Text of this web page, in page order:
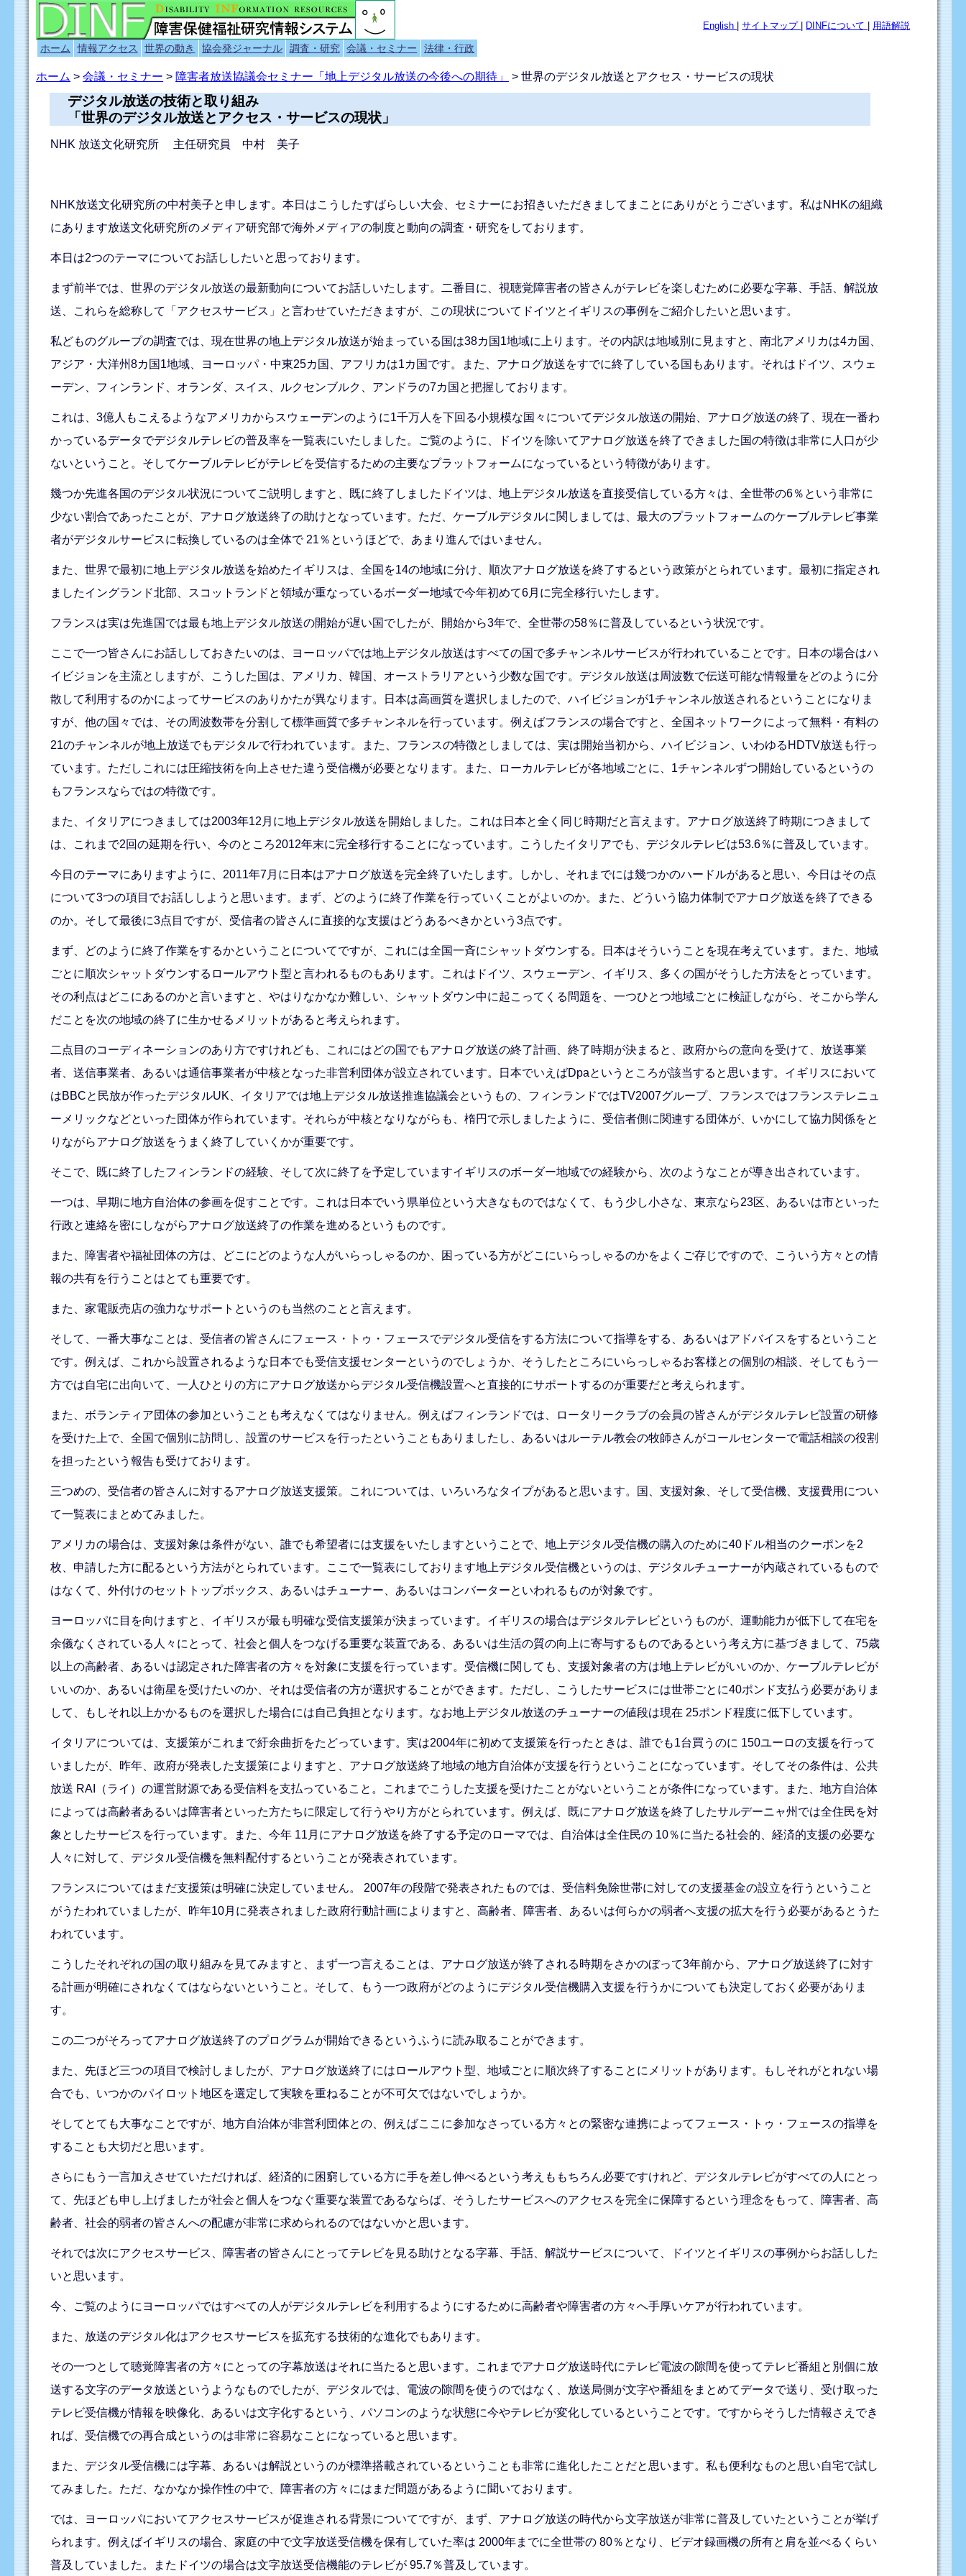
English |サイトマップ DINFについて 用語解説
ホーム 情報アクセス 世界の動き 協会発ジャーナル 調査・研究 会議・セミナー 法律・行政
ホーム >会議・セミナー > 障害者放送協議会セミナー「地上デジタル放送の今後への期待」 > 世界のデジタル放送とアクセス・サービスの現状
デジタル放送の技術と取り組み
「世界のデジタル放送とアクセス・サービスの現状」
NHK 放送文化研究所 主任研究員 中村 美子
NHK放送文化研究所の中村美子と申します。本日はこうしたすばらしい大会、セミナーにお招きいただきましてまことにありがとうございます。私はNHKの組織
にあります放送文化研究所のメディア研究部で海外メディアの制度と動向の調査・研究をしております。
本日は2つのテーマについてお話ししたいと思っております。
まず前半では、世界のデジタル放送の最新動向についてお話しいたします。二番目に、視聴覚障害者の皆さんがテレビを楽しむために必要な字幕、手話、解説放
送、これらを総称して「アクセスサービス」と言わせていただきますが、この現状についてドイツとイギリスの事例をご紹介したいと思います。
私どものグループの調査では、現在世界の地上デジタル放送が始まっている国は38カ国1地域に上ります。その内訳は地域別に見ますと、南北アメリカは4カ国、
アジア・大洋州8カ国1地域、ヨーロッパ・中東25カ国、アフリカは1カ国です。また、アナログ放送をすでに終了している国もあります。それはドイツ、スウェ
ーデン、フィンランド、オランダ、スイス、ルクセンブルク、アンドラの7カ国と把握しております。
これは、3億人もこえるようなアメリカからスウェーデンのように1千万人を下回る小規模な国々についてデジタル放送の開始、アナログ放送の終了、現在一番わ
かっているデータでデジタルテレビの普及率を一覧表にいたしました。ご覧のように、ドイツを除いてアナログ放送を終了できました国の特徴は非常に人口が少
ないということ。そしてケーブルテレビがテレビを受信するための主要なプラットフォームになっているという特徴があります。
幾つか先進各国のデジタル状況についてご説明しますと、既に終了しましたドイツは、地上デジタル放送を直接受信している方々は、全世帯の6％という非常に
少ない割合であったことが、アナログ放送終了の助けとなっています。ただ、ケーブルデジタルに関しましては、最大のプラットフォームのケーブルテレビ事業
者がデジタルサービスに転換しているのは全体で 21％というほどで、あまり進んではいません。
また、世界で最初に地上デジタル放送を始めたイギリスは、全国を14の地域に分け、順次アナログ放送を終了するという政策がとられています。最初に指定され
ましたイングランド北部、スコットランドと領域が重なっているボーダー地域で今年初めて6月に完全移行いたします。
フランスは実は先進国では最も地上デジタル放送の開始が遅い国でしたが、開始から3年で、全世帯の58％に普及しているという状況です。
ここで一つ皆さんにお話ししておきたいのは、ヨーロッパでは地上デジタル放送はすべての国で多チャンネルサービスが行われていることです。日本の場合はハ
イビジョンを主流としますが、こうした国は、アメリカ、韓国、オーストラリアという少数な国です。デジタル放送は周波数で伝送可能な情報量をどのように分
散して利用するのかによってサービスのありかたが異なります。日本は高画質を選択しましたので、ハイビジョンが1チャンネル放送されるということになりま
すが、他の国々では、その周波数帯を分割して標準画質で多チャンネルを行っています。例えばフランスの場合ですと、全国ネットワークによって無料・有料の
21のチャンネルが地上放送でもデジタルで行われています。また、フランスの特徴としましては、実は開始当初から、ハイビジョン、いわゆるHDTV放送も行っ
ています。ただしこれには圧縮技術を向上させた違う受信機が必要となります。また、ローカルテレビが各地域ごとに、1チャンネルずつ開始しているというの
もフランスならではの特徴です。
また、イタリアにつきましては2003年12月に地上デジタル放送を開始しました。これは日本と全く同じ時期だと言えます。アナログ放送終了時期につきまして
は、これまで2回の延期を行い、今のところ2012年末に完全移行することになっています。こうしたイタリアでも、デジタルテレビは53.6％に普及しています。
今日のテーマにありますように、2011年7月に日本はアナログ放送を完全終了いたします。しかし、それまでには幾つかのハードルがあると思い、今日はその点
について3つの項目でお話ししようと思います。まず、どのように終了作業を行っていくことがよいのか。また、どういう協力体制でアナログ放送を終了できる
のか。そして最後に3点目ですが、受信者の皆さんに直接的な支援はどうあるべきかという3点です。
まず、どのように終了作業をするかということについてですが、これには全国一斉にシャットダウンする。日本はそういうことを現在考えています。また、地域
ごとに順次シャットダウンするロールアウト型と言われるものもあります。これはドイツ、スウェーデン、イギリス、多くの国がそうした方法をとっています。
その利点はどこにあるのかと言いますと、やはりなかなか難しい、シャットダウン中に起こってくる問題を、一つひとつ地域ごとに検証しながら、そこから学ん
だことを次の地域の終了に生かせるメリットがあると考えられます。
二点目のコーディネーションのあり方ですけれども、これにはどの国でもアナログ放送の終了計画、終了時期が決まると、政府からの意向を受けて、放送事業
者、送信事業者、あるいは通信事業者が中核となった非営利団体が設立されています。日本でいえばDpaというところが該当すると思います。イギリスにおいて
はBBCと民放が作ったデジタルUK、イタリアでは地上デジタル放送推進協議会というもの、フィンランドではTV2007グループ、フランスではフランステレニュ
ーメリックなどといった団体が作られています。それらが中核となりながらも、楕円で示しましたように、受信者側に関連する団体が、いかにして協力関係をと
りながらアナログ放送をうまく終了していくかが重要です。
そこで、既に終了したフィンランドの経験、そして次に終了を予定していますイギリスのボーダー地域での経験から、次のようなことが導き出されています。
一つは、早期に地方自治体の参画を促すことです。これは日本でいう県単位という大きなものではなくて、もう少し小さな、東京なら23区、あるいは市といった
行政と連絡を密にしながらアナログ放送終了の作業を進めるというものです。
また、障害者や福祉団体の方は、どこにどのような人がいらっしゃるのか、困っている方がどこにいらっしゃるのかをよくご存じですので、こういう方々との情
報の共有を行うことはとても重要です。
また、家電販売店の強力なサポートというのも当然のことと言えます。
そして、一番大事なことは、受信者の皆さんにフェース・トゥ・フェースでデジタル受信をする方法について指導をする、あるいはアドバイスをするということ
です。例えば、これから設置されるような日本でも受信支援センターというのでしょうか、そうしたところにいらっしゃるお客様との個別の相談、そしてもう一
方では自宅に出向いて、一人ひとりの方にアナログ放送からデジタル受信機設置へと直接的にサポートするのが重要だと考えられます。
また、ボランティア団体の参加ということも考えなくてはなりません。例えばフィンランドでは、ロータリークラブの会員の皆さんがデジタルテレビ設置の研修
を受けた上で、全国で個別に訪問し、設置のサービスを行ったということもありましたし、あるいはルーテル教会の牧師さんがコールセンターで電話相談の役割
を担ったという報告も受けております。
三つめの、受信者の皆さんに対するアナログ放送支援策。これについては、いろいろなタイプがあると思います。国、支援対象、そして受信機、支援費用につい
て一覧表にまとめてみました。
アメリカの場合は、支援対象は条件がない、誰でも希望者には支援をいたしますということで、地上デジタル受信機の購入のために40ドル相当のクーポンを2
枚、申請した方に配るという方法がとられています。ここで一覧表にしております地上デジタル受信機というのは、デジタルチューナーが内蔵されているもので
はなくて、外付けのセットトップボックス、あるいはチューナー、あるいはコンバーターといわれるものが対象です。
ヨーロッパに目を向けますと、イギリスが最も明確な受信支援策が決まっています。イギリスの場合はデジタルテレビというものが、運動能力が低下して在宅を
余儀なくされている人々にとって、社会と個人をつなげる重要な装置である、あるいは生活の質の向上に寄与するものであるという考え方に基づきまして、75歳
以上の高齢者、あるいは認定された障害者の方々を対象に支援を行っています。受信機に関しても、支援対象者の方は地上テレビがいいのか、ケーブルテレビが
いいのか、あるいは衛星を受けたいのか、それは受信者の方が選択することができます。ただし、こうしたサービスには世帯ごとに40ポンド支払う必要がありま
して、もしそれ以上かかるものを選択した場合には自己負担となります。なお地上デジタル放送のチューナーの値段は現在 25ポンド程度に低下しています。
イタリアについては、支援策がこれまで紆余曲折をたどっています。実は2004年に初めて支援策を行ったときは、誰でも1台買うのに 150ユーロの支援を行って
いましたが、昨年、政府が発表した支援策によりますと、アナログ放送終了地域の地方自治体が支援を行うということになっています。そしてその条件は、公共
放送 RAI（ライ）の運営財源である受信料を支払っていること。これまでこうした支援を受けたことがないということが条件になっています。また、地方自治体
によっては高齢者あるいは障害者といった方たちに限定して行うやり方がとられています。例えば、既にアナログ放送を終了したサルデーニャ州では全住民を対
象としたサービスを行っています。また、今年 11月にアナログ放送を終了する予定のローマでは、自治体は全住民の 10％に当たる社会的、経済的支援の必要な
人々に対して、デジタル受信機を無料配付するということが発表されています。
フランスについてはまだ支援策は明確に決定していません。 2007年の段階で発表されたものでは、受信料免除世帯に対しての支援基金の設立を行うということ
がうたわれていましたが、昨年10月に発表されました政府行動計画によりますと、高齢者、障害者、あるいは何らかの弱者へ支援の拡大を行う必要があるとうた
われています。
こうしたそれぞれの国の取り組みを見てみますと、まず一つ言えることは、アナログ放送が終了される時期をさかのぼって3年前から、アナログ放送終了に対す
る計画が明確にされなくてはならないということ。そして、もう一つ政府がどのようにデジタル受信機購入支援を行うかについても決定しておく必要がありま
す。
この二つがそろってアナログ放送終了のプログラムが開始できるというふうに読み取ることができます。
また、先ほど三つの項目で検討しましたが、アナログ放送終了にはロールアウト型、地域ごとに順次終了することにメリットがあります。もしそれがとれない場
合でも、いつかのパイロット地区を選定して実験を重ねることが不可欠ではないでしょうか。
そしてとても大事なことですが、地方自治体が非営利団体との、例えばここに参加なさっている方々との緊密な連携によってフェース・トゥ・フェースの指導を
することも大切だと思います。
さらにもう一言加えさせていただければ、経済的に困窮している方に手を差し伸べるという考えももちろん必要ですけれど、デジタルテレビがすべての人にとっ
て、先ほども申し上げましたが社会と個人をつなぐ重要な装置であるならば、そうしたサービスへのアクセスを完全に保障するという理念をもって、障害者、高
齢者、社会的弱者の皆さんへの配慮が非常に求められるのではないかと思います。
それでは次にアクセスサービス、障害者の皆さんにとってテレビを見る助けとなる字幕、手話、解説サービスについて、ドイツとイギリスの事例からお話しした
いと思います。
今、ご覧のようにヨーロッパではすべての人がデジタルテレビを利用するようにするために高齢者や障害者の方々へ手厚いケアが行われています。
また、放送のデジタル化はアクセスサービスを拡充する技術的な進化でもあります。
その一つとして聴覚障害者の方々にとっての字幕放送はそれに当たると思います。これまでアナログ放送時代にテレビ電波の隙間を使ってテレビ番組と別個に放
送する文字のデータ放送というようなものでしたが、デジタルでは、電波の隙間を使うのではなく、放送局側が文字や番組をまとめてデータで送り、受け取った
テレビ受信機が情報を映像化、あるいは文字化するという、パソコンのような状態に今やテレビが変化しているということです。ですからそうした情報さえでき
れば、受信機での再合成というのは非常に容易なことになっていると思います。
また、デジタル受信機には字幕、あるいは解説というのが標準搭載されているということも非常に進化したことだと思います。私も便利なものと思い自宅で試し
てみました。ただ、なかなか操作性の中で、障害者の方々にはまだ問題があるように聞いております。
では、ヨーロッパにおいてアクセスサービスが促進される背景についてですが、まず、アナログ放送の時代から文字放送が非常に普及していたということが挙げ
られます。例えばイギリスの場合、家庭の中で文字放送受信機を保有していた率は 2000年までに全世帯の 80％となり、ビデオ録画機の所有と肩を並べるくらい
普及していました。またドイツの場合は文字放送受信機能のテレビが 95.7％普及しています。